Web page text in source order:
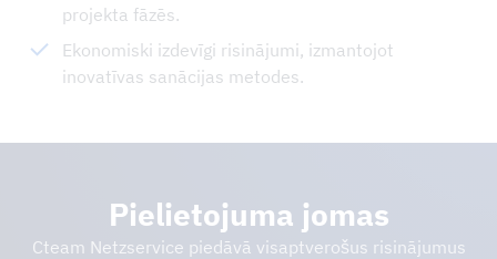
projekta fāzēs.
Ekonomiski izdevīgi risinājumi, izmantojot
inovatīvas sanācijas metodes.
Pielietojuma jomas
Cteam Netzservice piedāvā visaptverošus risinājumus